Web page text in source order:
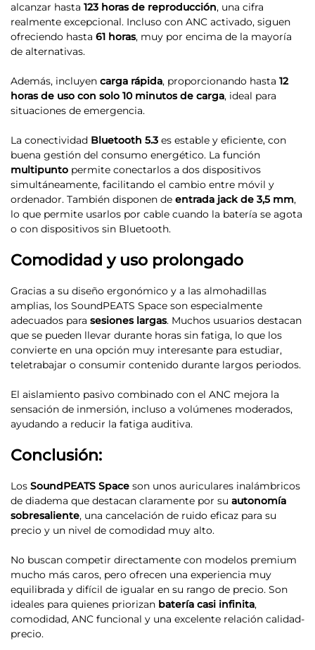
alcanzar hasta 123 horas de reproducción, una cifra
realmente excepcional. Incluso con ANC activado, siguen
ofreciendo hasta 61 horas, muy por encima de la mayoría
de alternativas.
Además, incluyen carga rápida, proporcionando hasta 12
horas de uso con solo 10 minutos de carga, ideal para
situaciones de emergencia.
La conectividad Bluetooth 5.3 es estable y eficiente, con
buena gestión del consumo energético. La función
multipunto permite conectarlos a dos dispositivos
simultáneamente, facilitando el cambio entre móvil y
ordenador. También disponen de entrada jack de 3,5 mm,
lo que permite usarlos por cable cuando la batería se agota
o con dispositivos sin Bluetooth.
Comodidad y uso prolongado
Gracias a su diseño ergonómico y a las almohadillas
amplias, los SoundPEATS Space son especialmente
adecuados para sesiones largas. Muchos usuarios destacan
que se pueden llevar durante horas sin fatiga, lo que los
convierte en una opción muy interesante para estudiar,
teletrabajar o consumir contenido durante largos periodos.
El aislamiento pasivo combinado con el ANC mejora la
sensación de inmersión, incluso a volúmenes moderados,
ayudando a reducir la fatiga auditiva.
Conclusión:
Los SoundPEATS Space son unos auriculares inalámbricos
de diadema que destacan claramente por su autonomía
sobresaliente, una cancelación de ruido eficaz para su
precio y un nivel de comodidad muy alto.
No buscan competir directamente con modelos premium
mucho más caros, pero ofrecen una experiencia muy
equilibrada y difícil de igualar en su rango de precio. Son
ideales para quienes priorizan batería casi infinita,
comodidad, ANC funcional y una excelente relación calidad-
precio.